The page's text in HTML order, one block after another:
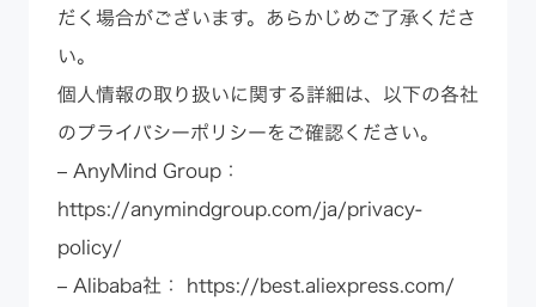
だく場合がございます。あらかじめご了承くださ
い。
個人情報の取り扱いに関する詳細は、以下の各社
のプライバシーポリシーをご確認ください。
– AnyMind Group：
https://anymindgroup.com/ja/privacy-
policy/
– Alibaba社： https://best.aliexpress.com/